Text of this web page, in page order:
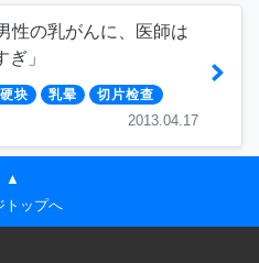
性の乳がんに、医師は
ぎ」
硬块 乳晕 切片检查
2013.04.17
▲
トップへ